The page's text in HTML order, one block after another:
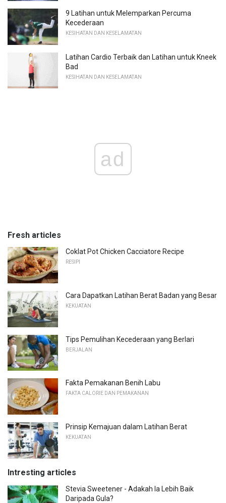
9 Latihan untuk Melemparkan Percuma
Kecederaan
KESIHATAN DAN KESELAMATAN
Latihan Cardio Terbaik dan Latihan untuk Kneek
Bad
KESIHATAN DAN KESELAMATAN
ad
Fresh articles
Coklat Pot Chicken Cacciatore Recipe
RESIPI
Cara Dapatkan Latihan Berat Badan yang Besar
KEKUATAN
Tips Pemulihan Kecederaan yang Berlari
BERJALAN
Fakta Pemakanan Benih Labu
FAKTA CALORIE DAN PEMAKANAN
Prinsip Kemajuan dalam Latihan Berat
KEKUATAN
Intresting articles
Stevia Sweetener - Adakah Ia Lebih Baik
Daripada Gula?